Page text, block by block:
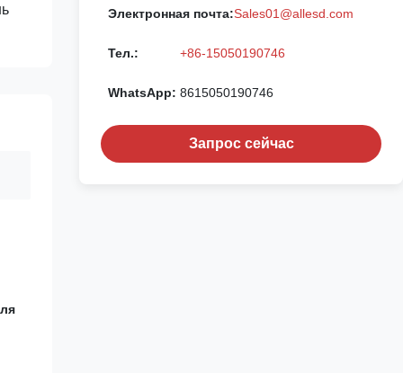
Электронная почта:Sales01@allesd.com
Тел.: +86-15050190746
WhatsApp: 8615050190746
Запрос сейчас